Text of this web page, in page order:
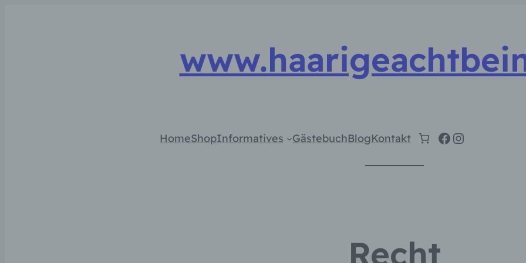
HomeShopInformatives GästebuchBlogKontakt Facebook
Instagram
Recht